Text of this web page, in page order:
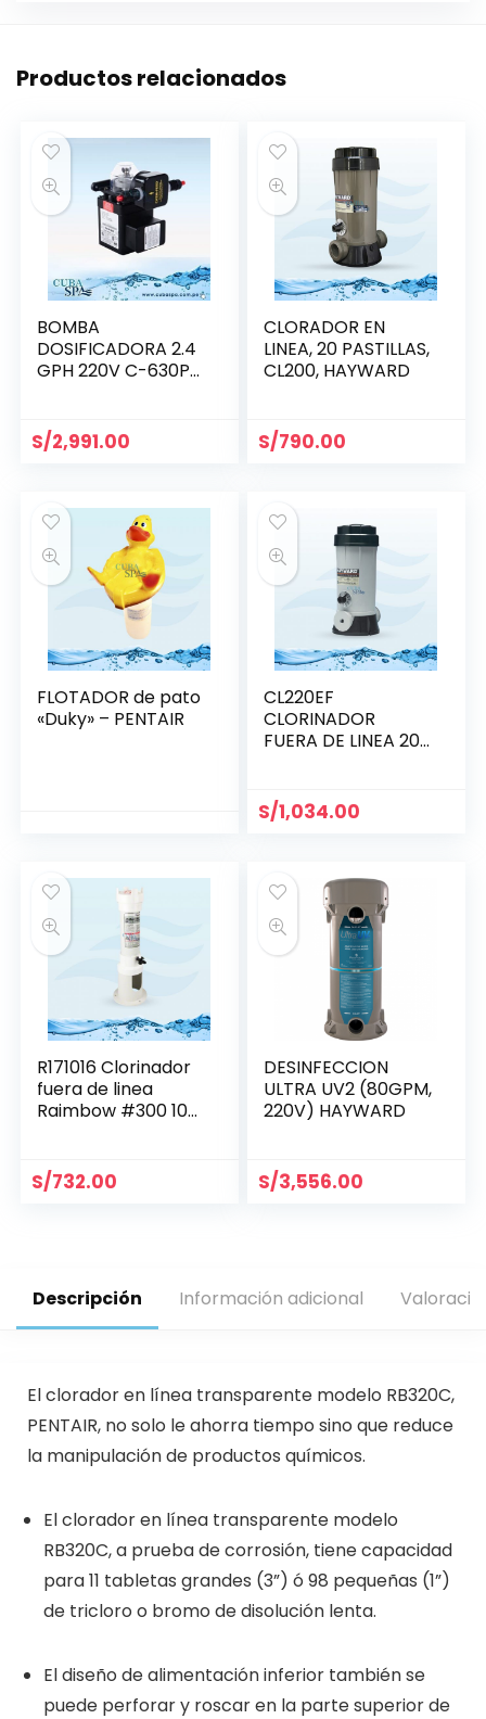
Productos relacionados
BOMBA
DOSIFICADORA 2.4
GPH 220V C-630P
S/2,991.00
CLORADOR EN
LINEA, 20 PASTILLAS,
CL200, HAYWARD
S/790.00
FLOTADOR de pato
«Duky» – PENTAIR
CL220EF
CLORINADOR
FUERA DE LINEA 20
S/1,034.00
R171016 Clorinador
fuera de linea
Raimbow #300 10
S/732.00
DESINFECCION
ULTRA UV2 (80GPM,
220V) HAYWARD
S/3,556.00
Descripción Información adicional
El clorador en línea transparente modelo RB320C,
PENTAIR, no solo le ahorra tiempo sino que reduce
la manipulación de productos químicos.
El clorador en línea transparente modelo
RB320C, a prueba de corrosión, tiene capacidad
para 11 tabletas grandes (3”) ó 98 pequeñas (1”)
de tricloro o bromo de disolución lenta.
El diseño de alimentación inferior también se
puede perforar y roscar en la parte superior de